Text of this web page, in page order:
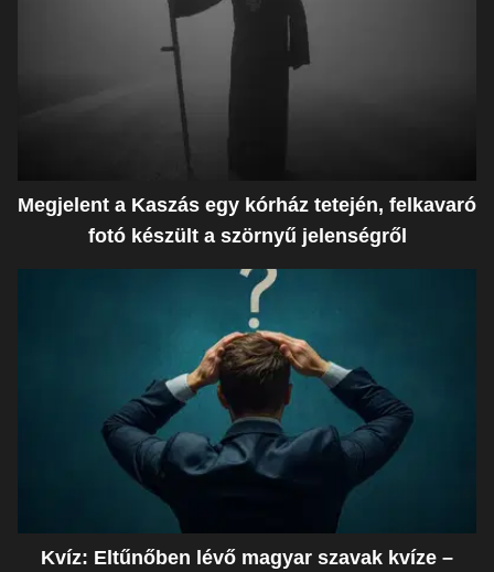
Megjelent a Kaszás egy kórház tetején, felkavaró
fotó készült a szörnyű jelenségről
Kvíz: Eltűnőben lévő magyar szavak kvíze –